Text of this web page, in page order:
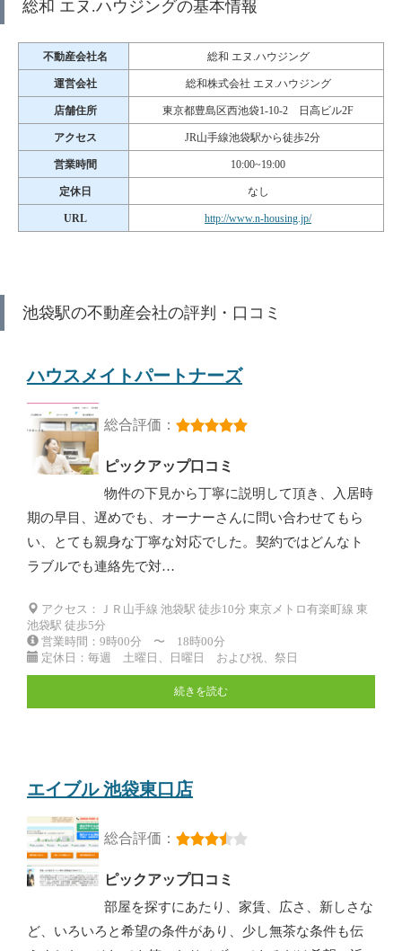
総和 エヌ.ハウジングの基本情報
不動産会社名 総和 エヌ.ハウジング
運営会社 総和株式会社 エヌ.ハウジング
店舗住所 東京都豊島区西池袋1-10-2 日高ビル2F
アクセス JR山手線池袋駅から徒歩2分
営業時間 10:00~19:00
定休日 なし
URL http://www.n-housing.jp/
池袋駅の不動産会社の評判・口コミ
ハウスメイトパートナーズ
総合評価：
ピックアップ口コミ
物件の下見から丁寧に説明して頂き、入居時
期の早目、遅めでも、オーナーさんに問い合わせてもら
い、とても親身な丁寧な対応でした。契約ではどんなト
ラブルでも連絡先で対…
アクセス：ＪＲ山手線 池袋駅 徒歩10分 東京メトロ有楽町線 東
池袋駅 徒歩5分
営業時間：9時00分 〜 18時00分
定休日：毎週 土曜日、日曜日 および祝、祭日
続きを読む
エイブル 池袋東口店
総合評価：
ピックアップ口コミ
部屋を探すにあたり、家賃、広さ、新しさな
ど、いろいろと希望の条件があり、少し無茶な条件も伝